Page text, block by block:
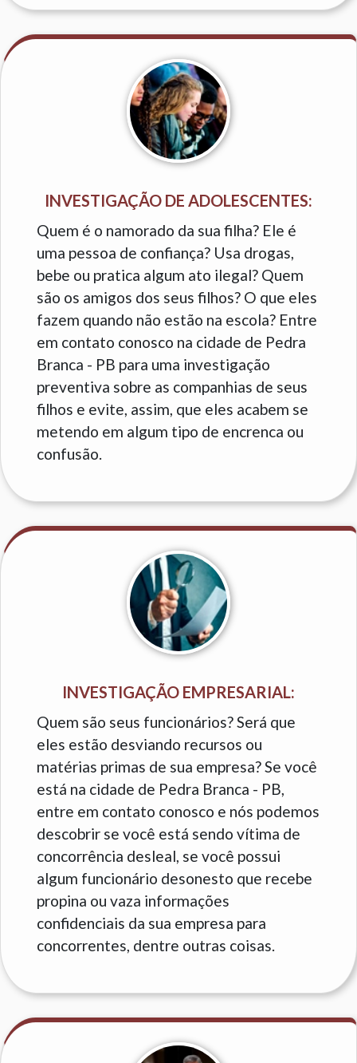
INVESTIGAÇÃO DE ADOLESCENTES:
Quem é o namorado da sua filha? Ele é
uma pessoa de confiança? Usa drogas,
bebe ou pratica algum ato ilegal? Quem
são os amigos dos seus filhos? O que eles
fazem quando não estão na escola? Entre
em contato conosco na cidade de Pedra
Branca - PB para uma investigação
preventiva sobre as companhias de seus
filhos e evite, assim, que eles acabem se
metendo em algum tipo de encrenca ou
confusão.
INVESTIGAÇÃO EMPRESARIAL:
Quem são seus funcionários? Será que
eles estão desviando recursos ou
matérias primas de sua empresa? Se você
está na cidade de Pedra Branca - PB,
entre em contato conosco e nós podemos
descobrir se você está sendo vítima de
concorrência desleal, se você possui
algum funcionário desonesto que recebe
propina ou vaza informações
confidenciais da sua empresa para
concorrentes, dentre outras coisas.